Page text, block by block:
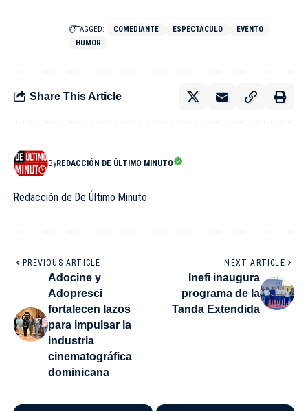
TAGGED: COMEDIANTE ESPECTÁCULO
EVENTO
HUMOR
Share This Article
ByREDACCIÓN DE ÚLTIMO MINUTO
Redacción de De Último Minuto
PREVIOUS ARTICLE
Adocine y
Adopresci
fortalecen lazos
para impulsar la
industria
cinematográfica
dominicana
NEXT ARTICLE
Inefi inaugura
programa de la
Tanda Extendida